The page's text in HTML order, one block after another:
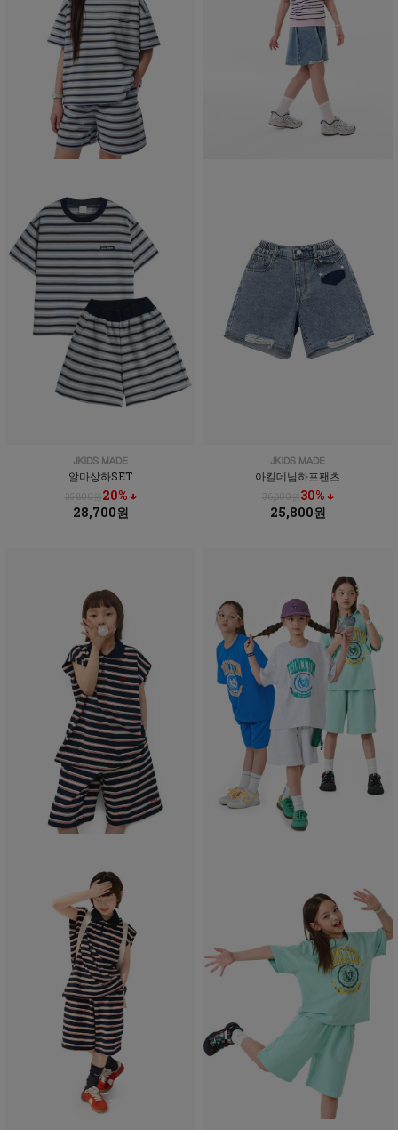
알마상하SET
35,800원20% ↓
28,700원
아킬데님하프팬츠
36,800원30% ↓
25,800원